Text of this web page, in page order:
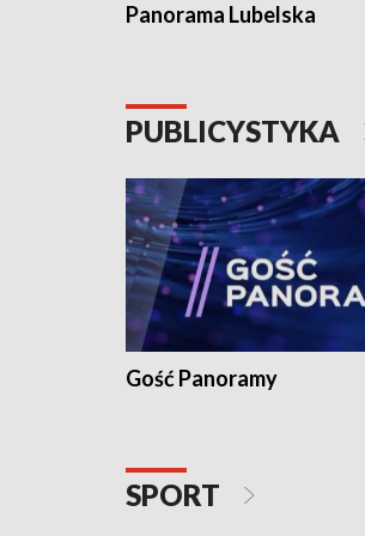
Panorama Lubelska
PUBLICYSTYKA
Gość Panoramy
SPORT